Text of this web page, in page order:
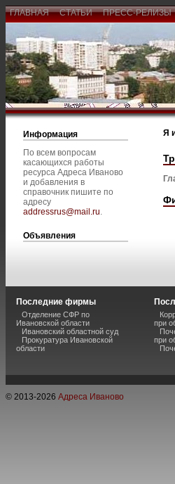
ГЛАВНАЯ СТАТЬИ ПРЕСС-РЕЛИЗЫ
Информация
По всем вопросам
касающихся работы
ресурса Адреса Иваново
и добавления в
справочник пишите по
адресу
addressrus@mail.ru.
Объявления
Я
Последние фирмы
Отделение СФР по
Ивановской области
Ивановский областной суд
Прокуратура Ивановской
области
при
при
© 2013-2026 Адреса Иваново